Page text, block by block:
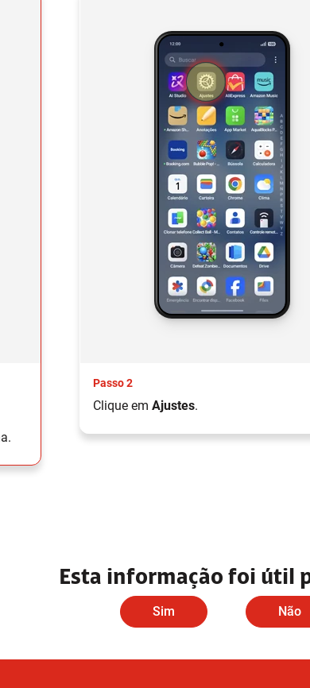
Passo 2
Clique em Ajustes.
Esta informação foi útil
Sim Não